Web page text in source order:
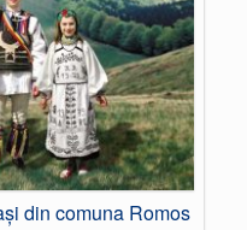
din comuna Romos